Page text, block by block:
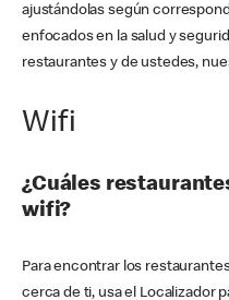
ajustándolas según
enfocados en la salud y
restaurantes y de ustedes,
Wifi
¿Cuáles
wifi?
Para encontrar los
cerca de ti, usa el Localizador